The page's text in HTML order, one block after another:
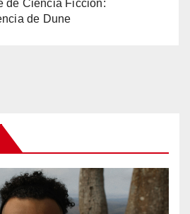
de Ciencia Ficción:
de Dune